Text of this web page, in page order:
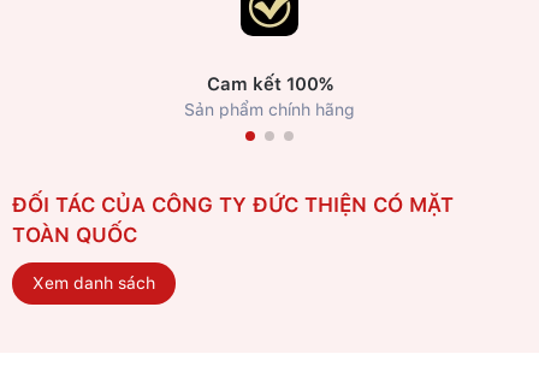
Cam kết 100%
Sản phẩm chính hãng
ĐỐI TÁC CỦA CÔNG TY ĐỨC THIỆN CÓ MẶT
TOÀN QUỐC
Xem danh sách